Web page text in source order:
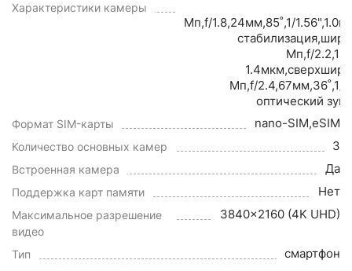
Характеристики камеры
Мп,f/1.8,24мм,85˚,1/
Мп,f/
Мп,f/2.4,67мм,36˚,1/
оптический
Формат SIM-карты nano-SIM,eSIM
Количество основных камер 3
Встроенная камера Да
Поддержка карт памяти Нет
Максимальное разрешение
видео
3840x2160 (4K UHD)
Тип смартфон